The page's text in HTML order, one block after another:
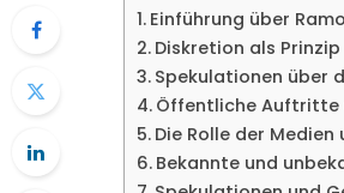
Einführung über
Diskretion als Prinzip
Spekulationen über
Öffentliche Auftritte
Die Rolle der Medien
Bekannte und